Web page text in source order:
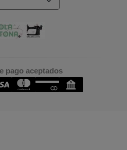
pago aceptados